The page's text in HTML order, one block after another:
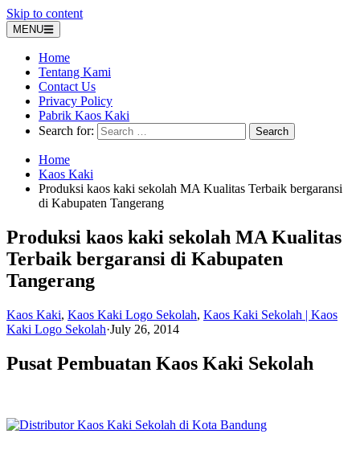
Skip to content
MENU
Home
Tentang Kami
Contact Us
Privacy Policy
Pabrik Kaos Kaki
Search for:
Home
Kaos Kaki
Produksi kaos kaki sekolah MA Kualitas Terbaik bergaransi
di Kabupaten Tangerang
Produksi kaos kaki sekolah MA Kualitas
Terbaik bergaransi di Kabupaten
Tangerang
Kaos Kaki, Kaos Kaki Logo Sekolah, Kaos Kaki Sekolah | Kaos
Kaki Logo Sekolah·July 26, 2014
Pusat Pembuatan Kaos Kaki Sekolah